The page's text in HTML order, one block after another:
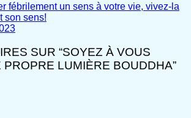
fébrilement un sens à votre vie, vivez-la
son sens!
SUR “SOYEZ À VOUS
PROPRE LUMIÈRE BOUDDHA”